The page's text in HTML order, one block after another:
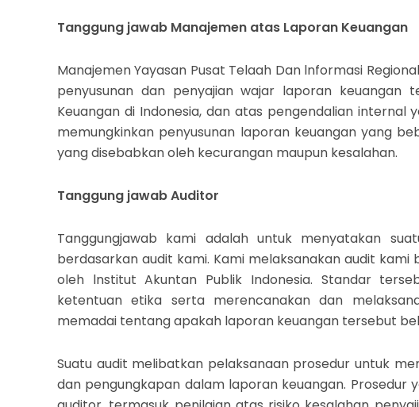
Tanggung jawab Manajemen atas Laporan Keuangan
Manajemen Yayasan Pusat Telaah Dan lnformasi
penyusunan dan penyajian wajar laporan keuangan
Keuangan di Indonesia, dan atas pengendalian internal
memungkinkan penyusunan laporan keuangan yang
yang disebabkan oleh kecurangan maupun kesalahan.
Tanggung jawab Auditor
Tanggungjawab kami adalah untuk menyatakan
berdasarkan audit kami. Kami melaksanakan audit
oleh lnstitut Akuntan Publik Indonesia. Standar
ketentuan etika serta merencanakan dan
memadai tentang apakah laporan keuangan tersebut
Suatu audit melibatkan pelaksanaan prosedur untuk
dan pengungkapan dalam laporan keuangan.